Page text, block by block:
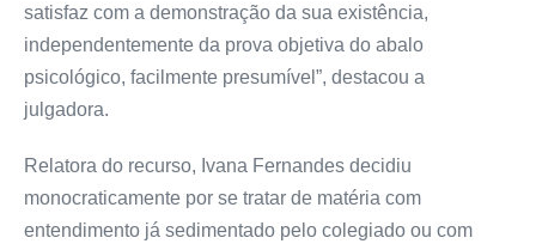
satisfaz com a demonstração da sua existência,
independentemente da prova objetiva do abalo
psicológico, facilmente presumível”, destacou a
julgadora.
Relatora do recurso, Ivana Fernandes decidiu
monocraticamente por se tratar de matéria com
entendimento já sedimentado pelo colegiado ou com